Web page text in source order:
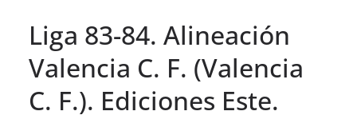
Liga 83-84. Alineación
Valencia C. F. (Valencia
C. F.). Ediciones Este.